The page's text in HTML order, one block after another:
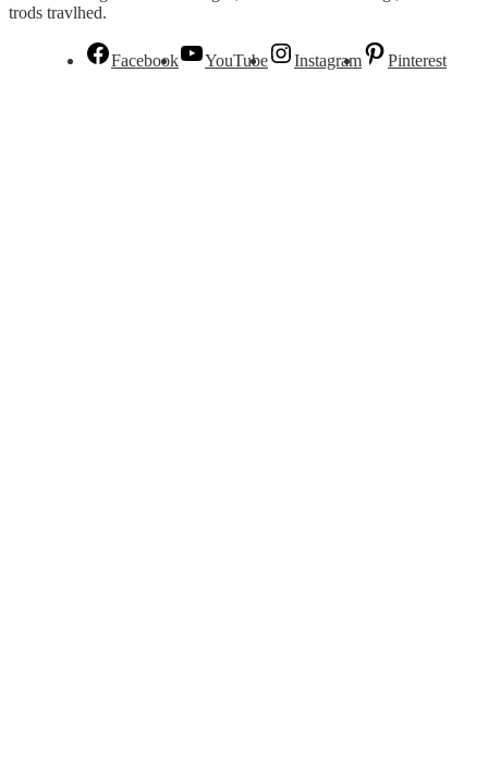
trods travlhed.
Facebook YouTube Instagram Pinterest